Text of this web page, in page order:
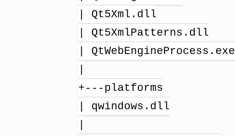
| Qt5Xml.dll
| Qt5XmlPatterns.dll
| QtWebEngineProcess.exe
+---platforms
| qwindows.dll